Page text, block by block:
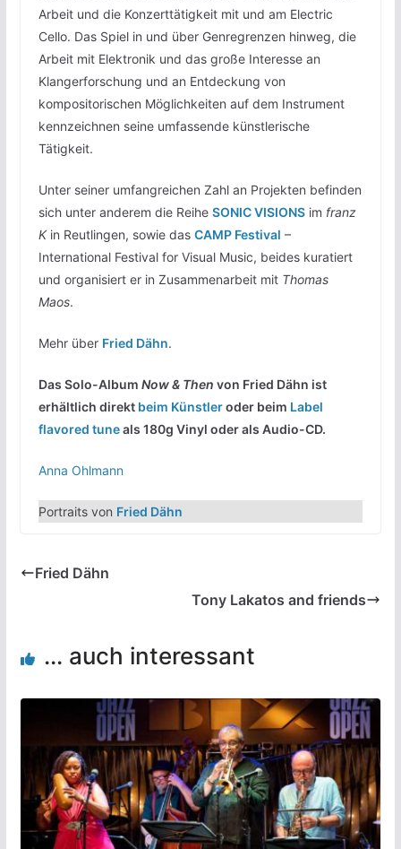
Arbeit und die Konzerttätigkeit mit und am Electric
Cello. Das Spiel in und über Genregrenzen hinweg, die
Arbeit mit Elektronik und das große Interesse an
Klangerforschung und an Entdeckung von
kompositorischen Möglichkeiten auf dem Instrument
kennzeichnen seine umfassende künstlerische
Tätigkeit.
Unter seiner umfangreichen Zahl an Projekten befinden
sich unter anderem die Reihe SONIC VISIONSim franz
K in Reutlingen, sowie das CAMP Festival –
International Festival for Visual Music, beides kuratiert
und organisiert er in Zusammenarbeit mit Thomas
Maos.
Mehr über Fried Dähn.
Das Solo-Album Now & Then von Fried Dähn ist
erhältlich direkt beim Künstleroder beim Label
flavored tuneals 180g Vinyl oder als Audio-CD.
Anna Ohlmann
Portraits von Fried Dähn
Fried Dähn
Tony Lakatos and friends
... auch interessant